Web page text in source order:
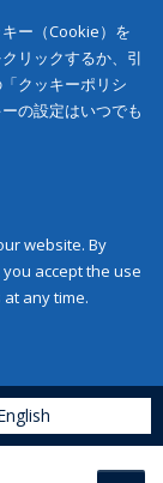
ー（Cookie）を
リックするか、引
クッキーポリシ
の設定はいつでも
website. By
accept the use
any time.